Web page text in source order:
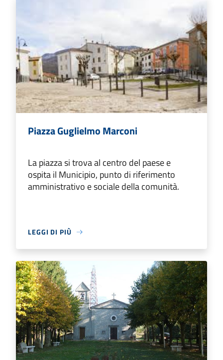
Piazza Guglielmo Marconi
La piazza si trova al centro del paese e
ospita il Municipio, punto di riferimento
amministrativo e sociale della comunità.
LEGGI DI PIÙ